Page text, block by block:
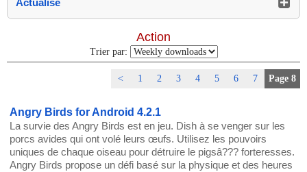
Actualisé
Action
Trier par:
< 1 2 3 4 5 6 7 Page 8
Angry Birds for Android 4.2.1
La survie des Angry Birds est en jeu. Dish à se venger sur les
porcs avides qui ont volé leurs œufs. Utilisez les pouvoirs
uniques de chaque oiseau pour détruire le pigsâ??? forteresses.
Angry Birds propose un défi basé sur la physique et des heures